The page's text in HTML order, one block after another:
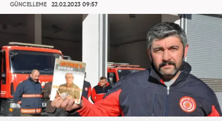
GÜNCELLEME
22.02.2023 09:57